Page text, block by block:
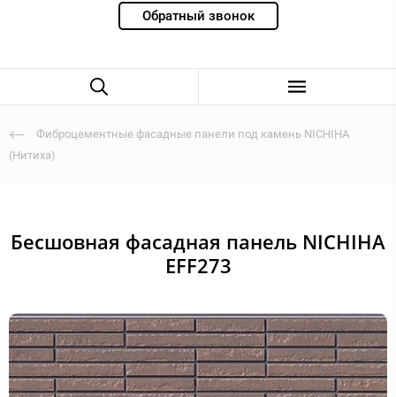
Обратный звонок
Фиброцементные фасадные панели под камень NICHIHA
(Нитиха)
Бесшовная фасадная панель NICHIHA
EFF273